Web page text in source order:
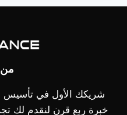
شريكك الأول في تأسيس
خبرة ربع قرن لنقدم لك